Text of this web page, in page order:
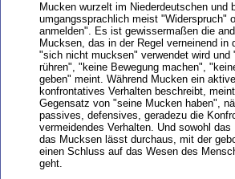
Mucken wurzelt im Niederdeutschen und
umgangssprachlich meist "Widerspruch"
anmelden". Es ist gewissermaßen die
Mucksen, das in der Regel verneinend in
"sich nicht mucksen" verwendet wird und
rühren", "keine Bewegung machen",
geben" meint. Während Mucken ein
konfrontatives Verhalten beschreibt,
Gegensatz von "seine Mucken haben",
passives, defensives, geradezu die
vermeidendes Verhalten. Und sowohl
das Mucksen lässt durchaus, mit der
einen Schluss auf das Wesen des
geht.